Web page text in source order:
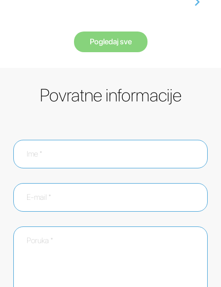
Pogledaj sve
Povratne informacije